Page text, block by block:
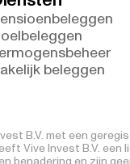
beleggen
B.V. met een
Vive Invest B.V.
benadering en zijn